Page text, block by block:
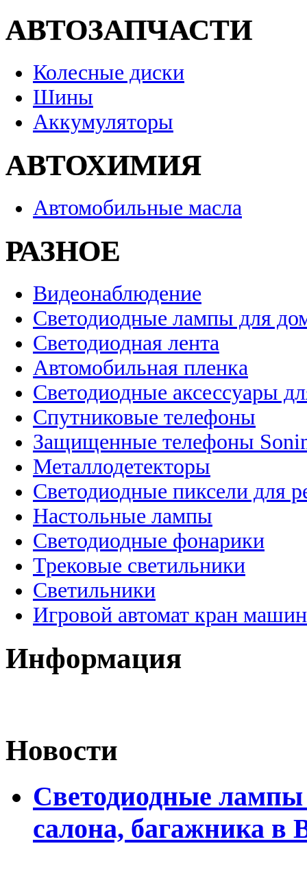
АВТОЗАПЧАСТИ
Колесные диски
Шины
Аккумуляторы
АВТОХИМИЯ
Автомобильные масла
РАЗНОЕ
Видеонаблюдение
Светодиодные лампы для
Светодиодная лента
Автомобильная пленка
Светодиодные аксессуары
Спутниковые телефоны
Защищенные телефоны
Металлодетекторы
Светодиодные пиксели для
Настольные лампы
Светодиодные фонарики
Трековые светильники
Светильники
Игровой автомат кран
Информация
Новости
Светодиодные лампы
салона, багажника в